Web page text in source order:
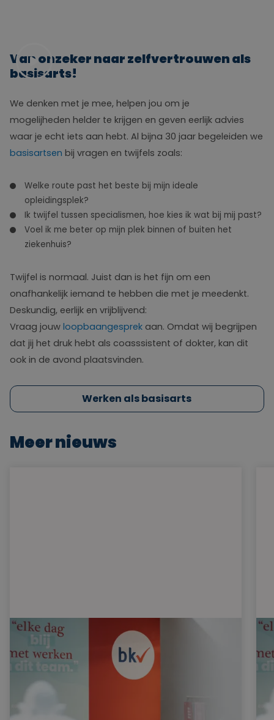
Van onzeker naar zelfvertrouwen als
basisarts!
We denken met je mee, helpen jou om je
mogelijheden helder te krijgen en geven eerlijk advies
waar je echt iets aan hebt. Al bijna 30 jaar begeleiden we
basisartsen bij vragen en twijfels zoals:
Welke route past het beste bij mijn ideale
opleidingsplek?
Ik twijfel tussen specialismen, hoe kies ik wat bij mij past?
Voel ik me beter op mijn plek binnen of buiten het
ziekenhuis?
Twijfel is normaal. Juist dan is het fijn om een
onafhankelijk iemand te hebben die met je meedenkt.
Deskundig, eerlijk en vrijblijvend:
Vraag jouw loopbaangesprek aan. Omdat wij begrijpen
dat jij het druk hebt als coasssistent of dokter, kan dit
ook in de avond plaatsvinden.
Werken als basisarts
Meer nieuws
Webinars